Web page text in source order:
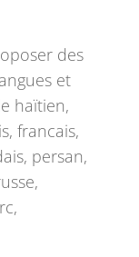
des
et
haïtien,
francais,
persan,